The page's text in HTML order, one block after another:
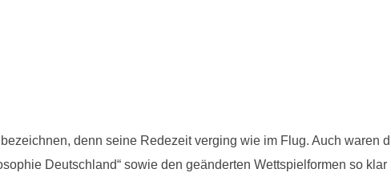
denn seine Redezeit verging wie im Flug. Auch waren
Deutschland“ sowie den geänderten Wettspielformen so klar